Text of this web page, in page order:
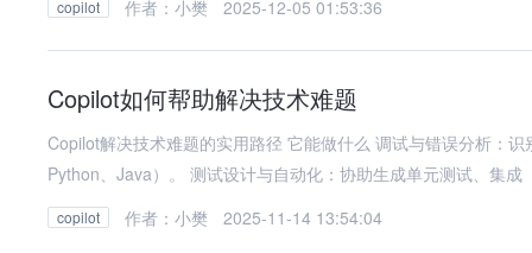
copilot 作者：小樊 2025-12-05 01:53:36
Copilot如何帮助解决技术难题
Copilot解决技术难题的实用路径 它能做什么 调试与错误分析：识别语法错误与逻辑错误，并给出修复建议；支持多种语言（如C++、
Python、Java）。 测试设计与自动化：协助生成单元测试、集成
copilot 作者：小樊 2025-11-14 13:54:04